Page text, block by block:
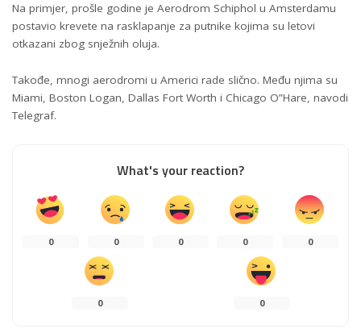
Na primjer, prošle godine je Aerodrom Schiphol u Amsterdamu
postavio krevete na rasklapanje za putnike kojima su letovi
otkazani zbog snježnih oluja.
Takođe, mnogi aerodromi u Americi rade slično. Među njima su
Miami, Boston Logan, Dallas Fort Worth i Chicago O”Hare, navodi
Telegraf.
What's your reaction?
0 0 0 0 0
0 0